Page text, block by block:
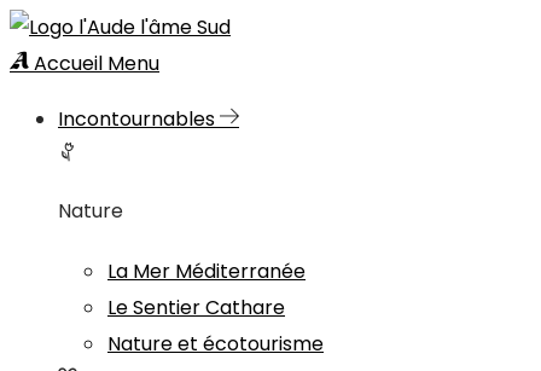
Accueil Menu
Incontournables
Nature
La Mer Méditerranée
Le Sentier Cathare
Nature et écotourisme